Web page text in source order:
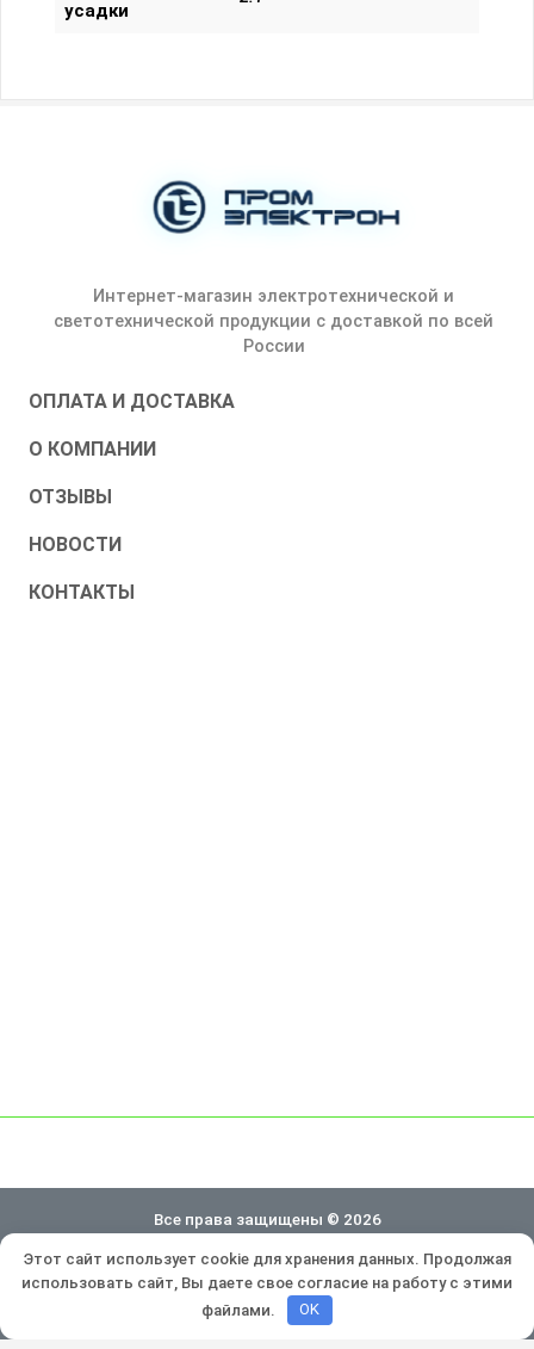
усадки
Интернет-магазин электротехнической и
светотехнической продукции с доставкой по всей
России
ОПЛАТА И ДОСТАВКА
О КОМПАНИИ
ОТЗЫВЫ
НОВОСТИ
КОНТАКТЫ
Все права защищены © 2026
Политика конфиденциальности
Разработка и продвижение:
Этот сайт использует cookie для хранения данных. Продолжая
использовать сайт, Вы даете свое согласие на работу с этими
файлами.
OK